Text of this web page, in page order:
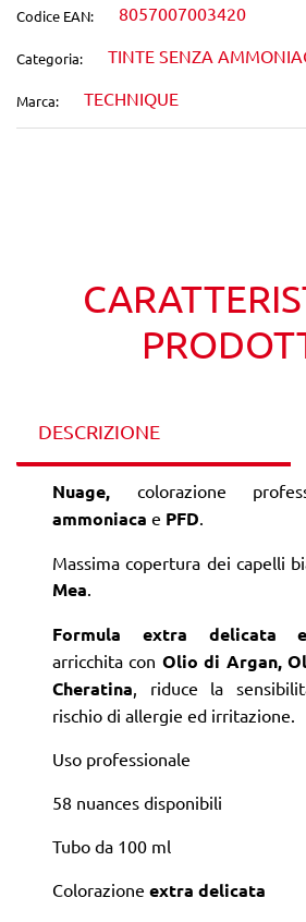
Codice EAN: 8057007003420
Categoria: TINTE SENZA
Marca: TECHNIQUE
DESCRIZIONE
Nuage, colorazione
ammoniaca e PFD.
Massima copertura dei capelli
Mea.
Formula extra delicata
arricchita con Olio di Argan,
Cheratina, riduce la
rischio di allergie ed irritazione.
Uso professionale
58 nuances disponibili
Tubo da 100 ml
Colorazione extra delicata